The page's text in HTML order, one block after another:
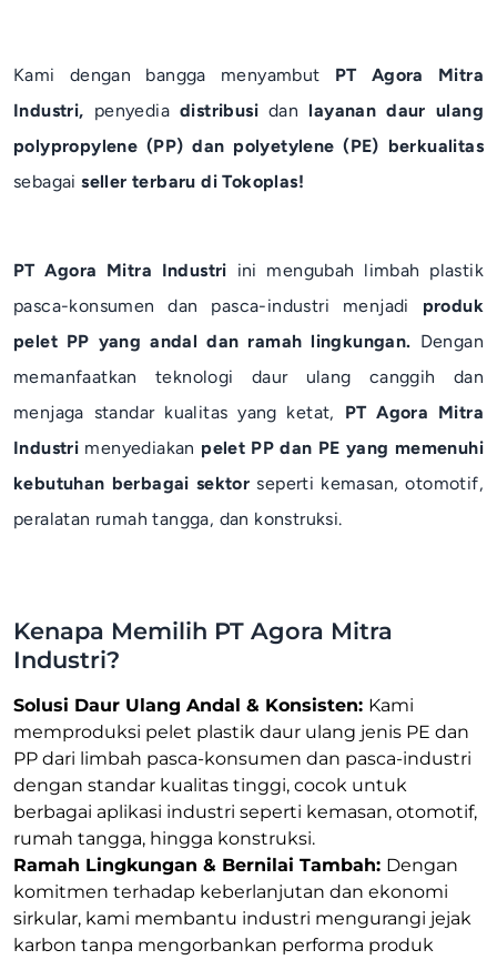
Kami dengan bangga menyambut PT Agora Mitra
Industri, penyedia distribusi dan layanan daur ulang
polypropylene (PP) dan polyetylene (PE) berkualitas
sebagaiseller terbaru di Tokoplas!
PT Agora Mitra Industri ini mengubah limbah plastik
pasca-konsumen dan pasca-industri menjadi produk
pelet PP yang andal dan ramah lingkungan. Dengan
memanfaatkan teknologi daur ulang canggih dan
menjaga standar kualitas yang ketat, PT Agora Mitra
Industri menyediakan pelet PP dan PE yang memenuhi
kebutuhan berbagai sektorseperti kemasan, otomotif,
peralatan rumah tangga, dan konstruksi.
Kenapa Memilih PT Agora Mitra
Industri?
Solusi Daur Ulang Andal & Konsisten: Kami
memproduksi pelet plastik daur ulang jenis PE dan
PP dari limbah pasca-konsumen dan pasca-industri
dengan standar kualitas tinggi, cocok untuk
berbagai aplikasi industri seperti kemasan, otomotif,
rumah tangga, hingga konstruksi.
Ramah Lingkungan & Bernilai Tambah: Dengan
komitmen terhadap keberlanjutan dan ekonomi
sirkular, kami membantu industri mengurangi jejak
karbon tanpa mengorbankan performa produk